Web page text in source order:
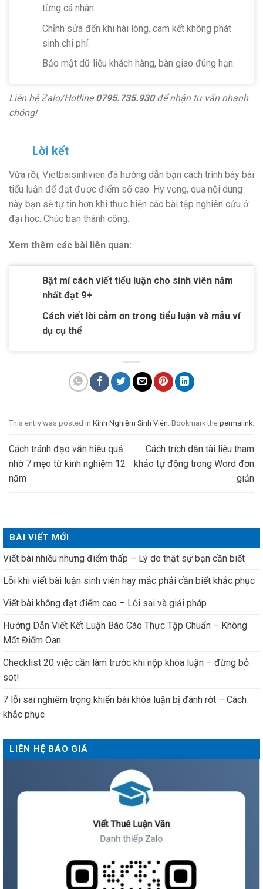
từng cá nhân.
Chỉnh sửa đến khi hài lòng, cam kết không phát
sinh chi phí.
Bảo mật dữ liệu khách hàng, bàn giao đúng hạn.
Liên hệ Zalo/Hotline0795.735.930để nhận tư vấn nhanh
chóng!
Lời kết
Vừa rồi, Vietbaisinhvien đã hướng dẫn bạn cách trình bày bài
tiểu luận để đạt được điểm số cao. Hy vọng, qua nội dung
này bạn sẽ tự tin hơn khi thực hiện các bài tập nghiên cứu ở
đại học. Chúc bạn thành công.
Xem thêm các bài liên quan:
Bật mí cách viết tiểu luận cho sinh viên năm
nhất đạt 9+
Cách viết lời cảm ơn trong tiểu luận và mẫu ví
dụ cụ thể
This entry was posted in Kinh Nghiệm Sinh Viên . Bookmark the permalink
Cách tránh đạo văn hiệu quả
nhờ 7 mẹo từ kinh nghiệm 12
năm
Cách trích dẫn tài liệu tham
khảo tự động trong Word đơn
giản
BÀI VIẾT MỚI
Viết bài nhiều nhưng điểm thấp – Lý do thật sự bạn cần biết
Lỗi khi viết bài luận sinh viên hay mắc phải cần biết khắc phục
Viết bài không đạt điểm cao – Lỗi sai và giải pháp
Hướng Dẫn Viết Kết Luận Báo Cáo Thực Tập Chuẩn – Không
Mất Điểm Oan
Checklist 20 việc cần làm trước khi nộp khóa luận – đừng bỏ
sót!
7 lỗi sai nghiêm trọng khiến bài khóa luận bị đánh rớt – Cách
khắc phục
LIÊN HỆ BÁO GIÁ